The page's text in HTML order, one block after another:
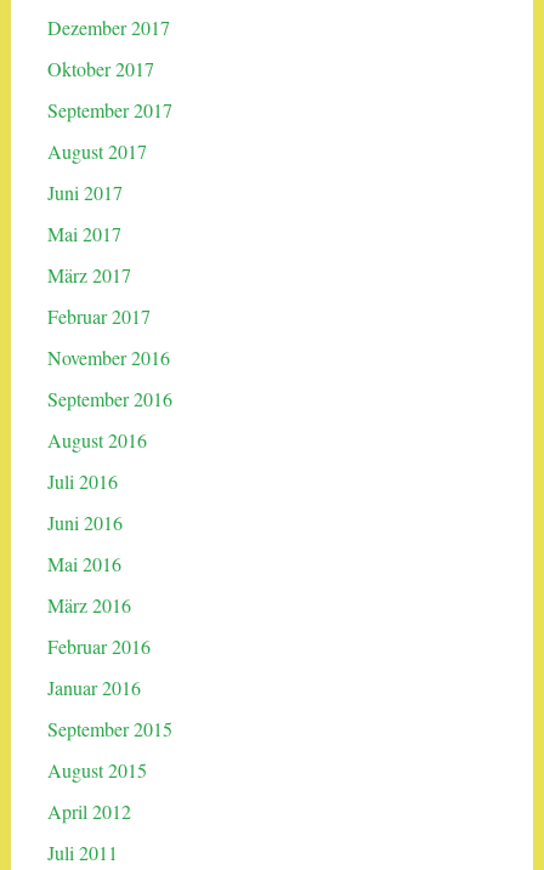
Dezember 2017
Oktober 2017
September 2017
August 2017
Juni 2017
Mai 2017
März 2017
Februar 2017
November 2016
September 2016
August 2016
Juli 2016
Juni 2016
Mai 2016
März 2016
Februar 2016
Januar 2016
September 2015
August 2015
April 2012
Juli 2011